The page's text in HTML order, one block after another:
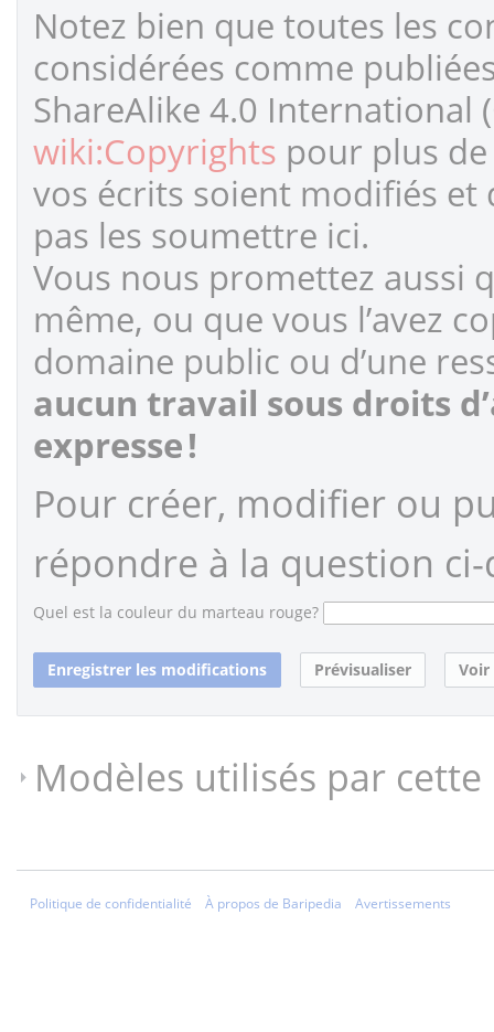
Notez bien que toutes les
considérées comme
ShareAlike 4.0 International
wiki:Copyrights pour plus
vos écrits soient modifiés
pas les soumettre ici.
Vous nous promettez aussi
même, ou que vous l’avez
domaine public ou d’une
aucun travail sous droits
expresse !
Pour créer, modifier ou
répondre à la question ci-
Quel est la couleur du marteau rouge?
Modèles utilisés par cette
Politique de confidentialité À propos de Baripedia Avertissements